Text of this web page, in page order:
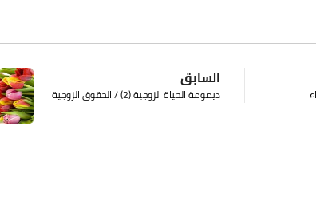
السابق
ديمومة الحياة الزوجية (2) / الحقوق الزوجية